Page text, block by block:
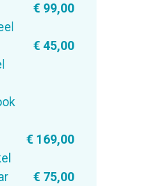
€ 99,00
€ 45,00
€ 169,00
€ 75,00